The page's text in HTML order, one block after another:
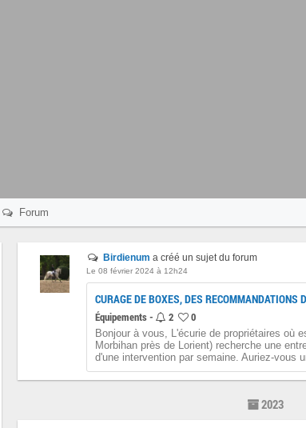
Forum
Birdienum a créé un sujet du forum
Le 08 février 2024 à 12h24
CURAGE DE BOXES, DES RECOMMANDATIONS
Équipements - 2 0
Bonjour à vous, L'écurie de propriétaires où
Morbihan près de Lorient) recherche une
d'une intervention par semaine. Auriez-vous
2023